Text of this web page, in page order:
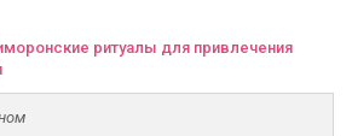
ритуалы для привлечения